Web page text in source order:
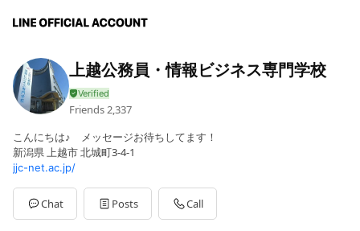
上越公務員・情報ビジネス専門学校
Friends 2,337
こんにちは♪ メッセージお待ちしてます！
新潟県 上越市 北城町3-4-1
jjc-net.ac.jp/
Chat Posts Call